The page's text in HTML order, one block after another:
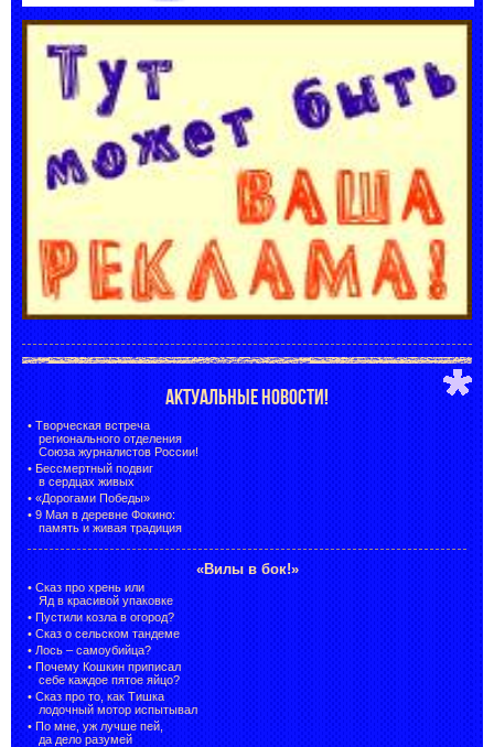
АКТУАЛЬНЫЕ НОВОСТИ!
• Творческая встреча
регионального отделения
Союза журналистов России!
• Бессмертный подвиг
в сердцах живых
• «Дорогами Победы»
• 9 Мая в деревне Фокино:
память и живая традиция
«Вилы в бок!»
• Сказ про хрень или
Яд в красивой упаковке
• Пустили козла в огород?
• Сказ о сельском тандеме
• Лось – самоубийца?
• Почему Кошкин приписал
себе каждое пятое яйцо?
• Сказ про то, как Тишка
лодочный мотор испытывал
• По мне, уж лучше пей,
да дело разумей